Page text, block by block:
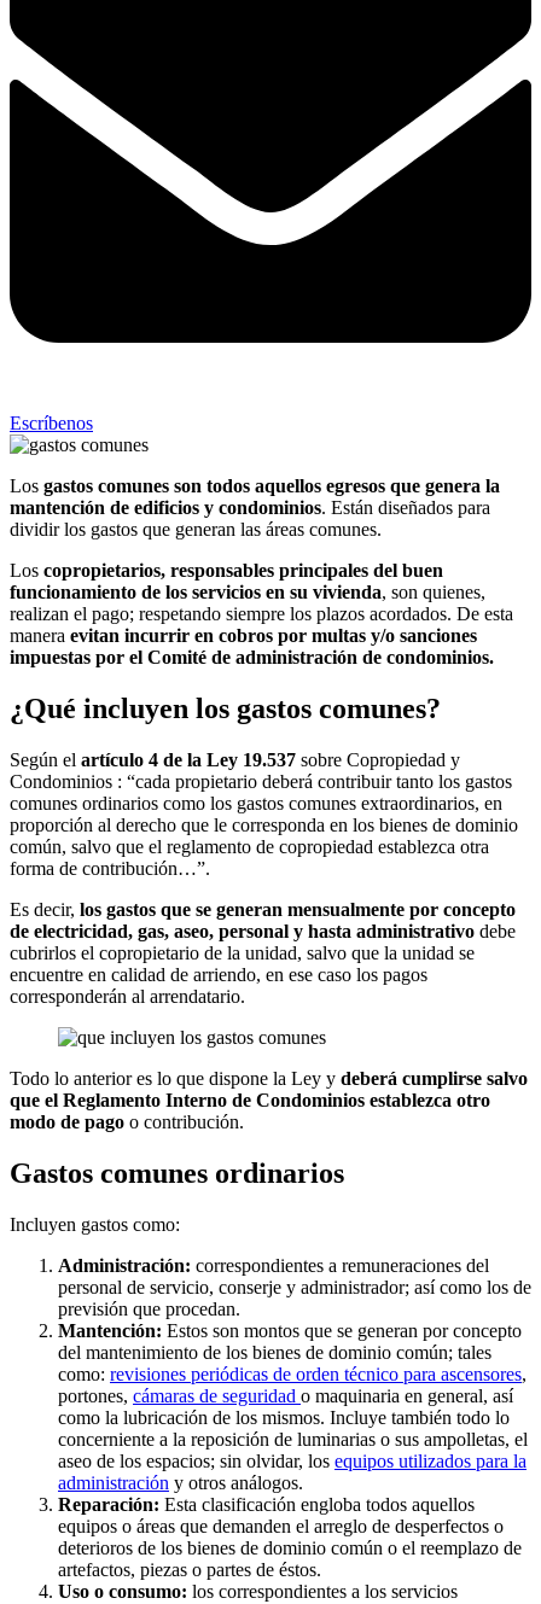
Escríbenos
Los gastos comunes son todos aquellos egresos que genera la
mantención de edificios y condominios. Están diseñados para
dividir los gastos que generan las áreas comunes.
Los copropietarios, responsables principales del buen
funcionamiento de los servicios en su vivienda, son quienes,
realizan el pago; respetando siempre los plazos acordados. De esta
manera evitan incurrir en cobros por multas y/o sanciones
impuestas por el Comité de administración de condominios.
¿Qué incluyen los gastos comunes?
Según el artículo 4 de la Ley 19.537 sobre Copropiedad y
Condominios : “cada propietario deberá contribuir tanto los gastos
comunes ordinarios como los gastos comunes extraordinarios, en
proporción al derecho que le corresponda en los bienes de dominio
común, salvo que el reglamento de copropiedad establezca otra
forma de contribución…”.
Es decir, los gastos que se generan mensualmente por concepto
de electricidad, gas, aseo, personal y hasta administrativo debe
cubrirlos el copropietario de la unidad, salvo que la unidad se
encuentre en calidad de arriendo, en ese caso los pagos
corresponderán al arrendatario.
Todo lo anterior es lo que dispone la Ley y deberá cumplirse salvo
que el Reglamento Interno de Condominios establezca otro
modo de pago o contribución.
Gastos comunes ordinarios
Incluyen gastos como:
Administración: correspondientes a remuneraciones del
personal de servicio, conserje y administrador; así como los de
previsión que procedan.
Mantención: Estos son montos que se generan por concepto
del mantenimiento de los bienes de dominio común; tales
como: revisiones periódicas de orden técnico para ascensores,
portones, cámaras de seguridad o maquinaria en general, así
como la lubricación de los mismos. Incluye también todo lo
concerniente a la reposición de luminarias o sus ampolletas, el
aseo de los espacios; sin olvidar, los equipos utilizados para la
administración y otros análogos.
Reparación: Esta clasificación engloba todos aquellos
equipos o áreas que demanden el arreglo de desperfectos o
deterioros de los bienes de dominio común o el reemplazo de
artefactos, piezas o partes de éstos.
Uso o consumo: los correspondientes a los servicios